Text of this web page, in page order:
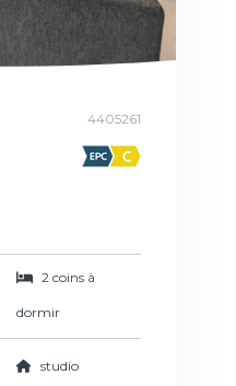
4405261
2 coins à
dormir
studio